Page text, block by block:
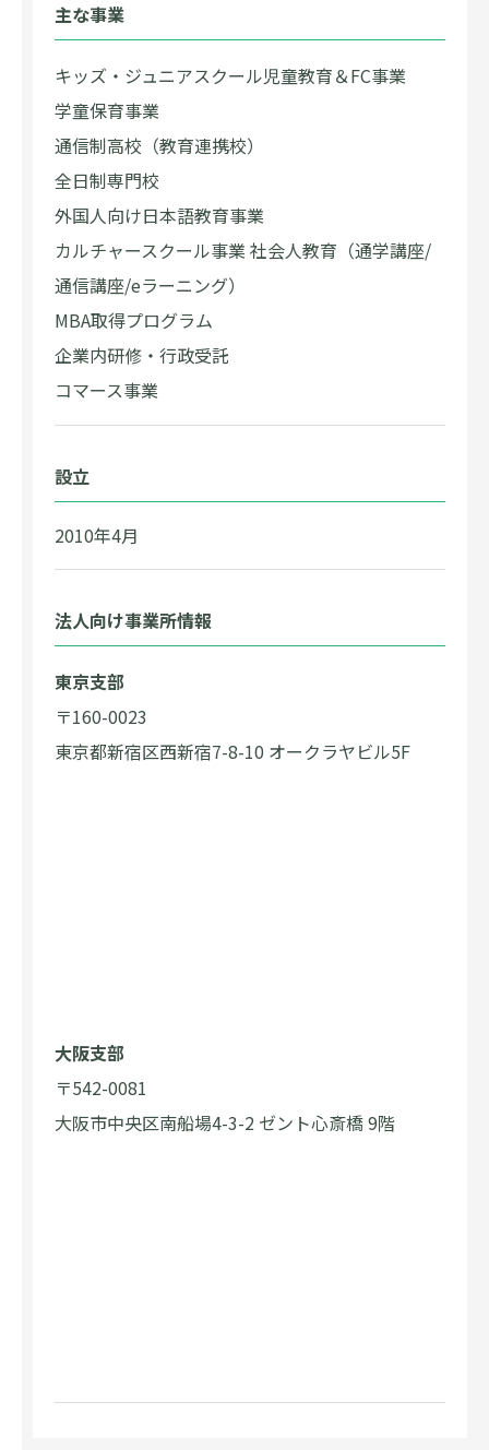
主な事業
キッズ・ジュニアスクール児童教育＆FC事業
学童保育事業
通信制高校（教育連携校）
全日制専門校
外国人向け日本語教育事業
カルチャースクール事業 社会人教育（通学講座/
通信講座/eラーニング）
MBA取得プログラム
企業内研修・行政受託
コマース事業
設立
2010年4月
法人向け事業所情報
東京支部
〒160-0023
東京都新宿区西新宿7-8-10 オークラヤビル5F
大阪支部
〒542-0081
大阪市中央区南船場4-3-2 ゼント心斎橋 9階